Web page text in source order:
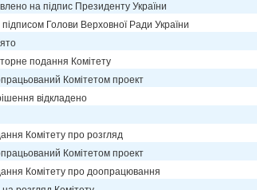
на підпис Президенту України
Голови Верховної Ради України
подання Комітету
Комітетом проект
відкладено
Комітету про розгляд
Комітетом проект
Комітету про доопрацювання